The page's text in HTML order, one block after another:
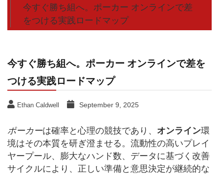
今すぐ勝ち組へ。ポーカー オンラインで差
をつける実践ロードマップ
今すぐ勝ち組へ。 ポーカー オンラインで差を
つける実践ロードマップ
Ethan Caldwell September 9, 2025
ポーカーは確率と心理の競技であり、 オンライン環
境はその本質を研ぎ澄ませる。流動性の高いプレイ
ヤープール、膨大なハンド数、データに基づく改善
サイクルにより、正しい準備と意思決定が継続的な